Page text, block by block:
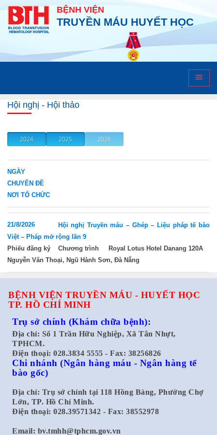
BỆNH VIỆN
TRUYỀN MÁU HUYẾT HỌC
Hội nghị - Hội thảo
Hội nghị - Hội thảo
NGÀY
CHUYÊN ĐỀ
NƠI TỔ CHỨC
21/8/2026
Hội nghị Truyền máu – Ghép – Liệu pháp tế bào
Việt – Pháp mở rộng lần 9
Phiếu đăng ký
Chương trình
Royal Lotus Hotel Danang 120A
Nguyễn Văn Thoại, Ngũ Hành Sơn, Đà Nẵng
BỆNH VIỆN TRUYỀN MÁU - HUYẾT HỌC
TP. HỒ CHÍ MINH
Trụ sở chính (Khám chữa bệnh):
Địa chỉ: Số 1 Trần Hữu Nghiệp, Xã Tân Nhựt,
TPHCM.
Điện thoại: 028.3834 5555 - Fax: 38256826
Chi nhánh (Ngân hàng máu - Ngân hàng tế
bào gốc)
Địa chỉ: Trụ sở chính tại 118 Hồng Bàng, Phường Chợ
Lớn, TP. Hồ Chí Minh.
Điện thoại: 028.39571342 - Fax: 38552978
Email: bv.tmhh@tphcm.gov.vn